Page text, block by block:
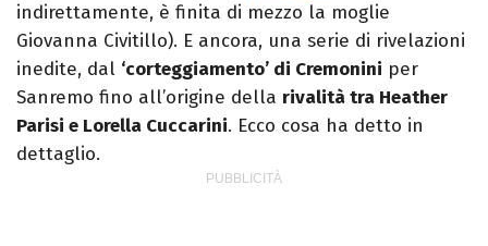
indirettamente, è finita di mezzo la moglie
Giovanna Civitillo). E ancora, una serie di rivelazioni
inedite, dal ‘corteggiamento’ di Cremonini per
Sanremo fino all’origine della rivalità tra Heather
Parisi e Lorella Cuccarini. Ecco cosa ha detto in
dettaglio.